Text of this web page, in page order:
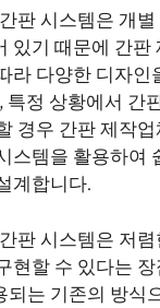
판 시스템은 개
있기 때문에 간판
라 다양한 디자인
특정 상황에서 간
경우 간판 제작
스템을 활용하여
계합니다.
판 시스템은 저
현할 수 있다는
되는 기존의 방식